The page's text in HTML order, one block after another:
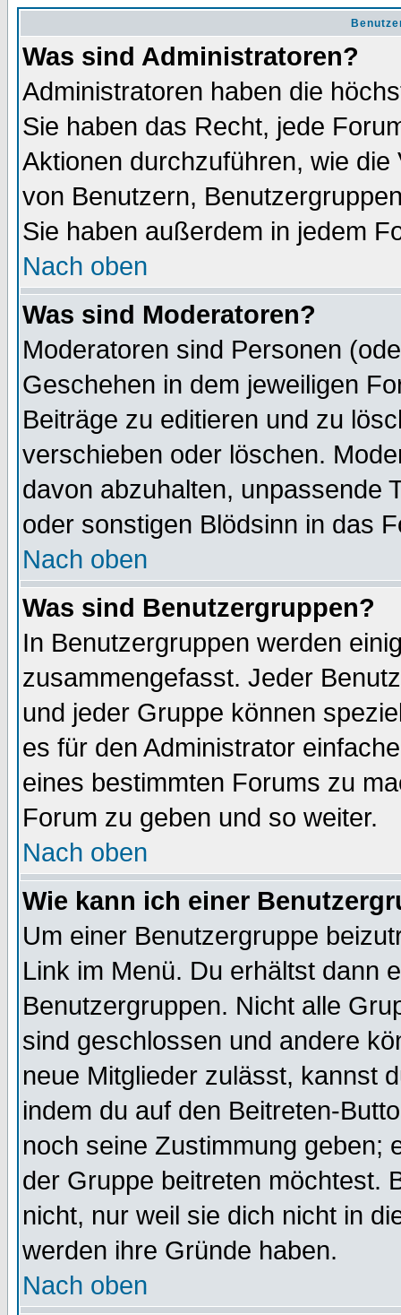
Was sind Administratoren?
Administratoren haben die
Sie haben das Recht, jede
Aktionen durchzuführen, wie
von Benutzern,
Sie haben außerdem in jedem
Nach oben
Was sind Moderatoren?
Moderatoren sind Personen
Geschehen in dem jeweiligen
Beiträge zu editieren und zu
verschieben oder löschen.
davon abzuhalten, unpassende
oder sonstigen Blödsinn in das
Nach oben
Was sind Benutzergruppen?
In Benutzergruppen werden
zusammengefasst. Jeder
und jeder Gruppe können
es für den Administrator
eines bestimmten Forums zu
Forum zu geben und so weiter.
Nach oben
Wie kann ich einer
Um einer Benutzergruppe
Link im Menü. Du erhältst dann
Benutzergruppen. Nicht alle
sind geschlossen und andere
neue Mitglieder zulässt, kannst
indem du auf den Beitreten-
noch seine Zustimmung geben;
der Gruppe beitreten möchtest.
nicht, nur weil sie dich nicht in
werden ihre Gründe haben.
Nach oben